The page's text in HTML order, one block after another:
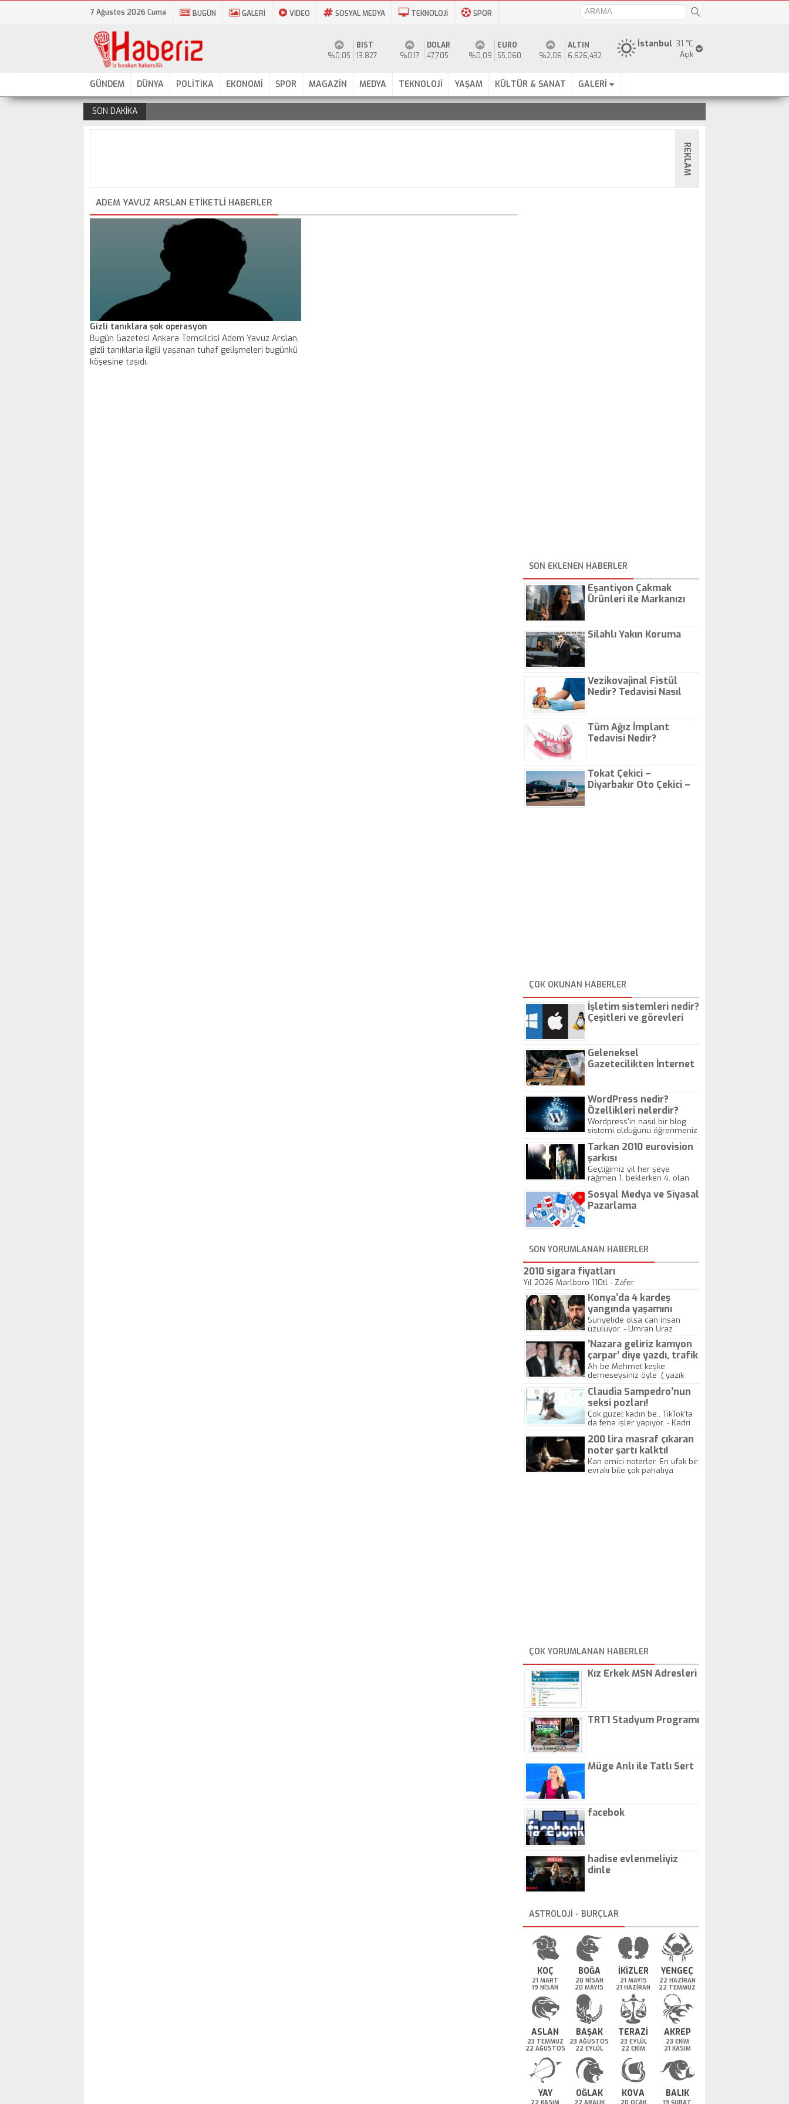
7 Ağustos 2026 Cuma BUGÜN GALERİ VİDEO SOSYAL MEDYA TEKNOLOJİ SPOR
31 °C
İstanbul
Açık
%0,05
BIST
13.827
%0,17
DOLAR
47,705
%0,09
EURO
55,060
%2,06
ALTIN
6.626,432
GÜNDEM DÜNYA POLİTİKA EKONOMİ SPOR MAGAZİN MEDYA TEKNOLOJİ YAŞAM KÜLTÜR & SANAT GALERİ
SON DAKİKA
REKLAM
ADEM YAVUZ ARSLAN ETIKETLI HABERLER
Gizli tanıklara şok operasyon
Bugün Gazetesi Ankara Temsilcisi Adem Yavuz Arslan,
gizli tanıklarla ilgili yaşanan tuhaf gelişmeleri bugünkü
köşesine taşıdı.
SON EKLENEN HABERLER
Eşantiyon Çakmak
Ürünleri ile Markanızı
Silahlı Yakın Koruma
Vezikovajinal Fistül
Nedir? Tedavisi Nasıl
Tüm Ağız İmplant
Tedavisi Nedir?
Tokat Çekici –
Diyarbakır Oto Çekici –
ÇOK OKUNAN HABERLER
İşletim sistemleri nedir?
Çeşitleri ve görevleri
Geleneksel
Gazetecilikten İnternet
WordPress nedir?
Özellikleri nelerdir?
Wordpress'in nasıl bir blog
sistemi olduğunu öğrenmeniz
Tarkan 2010 eurovision
şarkısı
Geçtiğimiz yıl her şeye
rağmen 1. beklerken 4. olan
gösterisinin bu yarışmada
önemli olmadığını anlamıştır.
Sosyal Medya ve Siyasal
Pazarlama
SON YORUMLANAN HABERLER
2010 sigara fiyatları
Yıl 2026 Marlboro 110tl - Zafer
Konya’da 4 kardeş
yangında yaşamını
yitirdi
Suriyelide olsa can insan
üzülüyor. - Umran Uraz
’Nazara geliriz kamyon
çarpar’ diye yazdı, trafik
kazasında öldü!
Ah be Mehmet keşke
demeseysiniz öyle :( yazık
Claudia Sampedro’nun
seksi pozları!
Çok güzel kadın be.. TikTok'ta
da fena işler yapıyor. - Kadri
200 lira masraf çıkaran
noter şartı kalktı!
Kan emici noterler. En ufak bir
evrakı bile çok pahalıya
ÇOK YORUMLANAN HABERLER
Kız Erkek MSN Adresleri
TRT1 Stadyum Programı
Müge Anlı ile Tatlı Sert
facebok
hadise evlenmeliyiz
dinle
ASTROLOJİ - BURÇLAR
KOÇ
21 MART
19 NİSAN
BOĞA
20 NİSAN
20 MAYIS
İKİZLER
21 MAYIS
21 HAZİRAN
YENGEÇ
22 HAZİRAN
22 TEMMUZ
ASLAN
23 TEMMUZ
22 AĞUSTOS
BAŞAK
23 AĞUSTOS
22 EYLÜL
TERAZİ
23 EYLÜL
22 EKİM
AKREP
23 EKİM
21 KASIM
YAY OĞLAK KOVA BALIK